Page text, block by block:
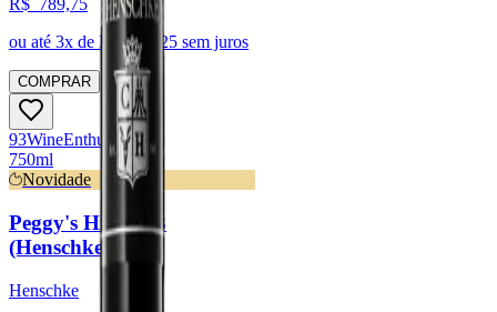
R$ 789,75
ou até 3x de R$ 263,25 sem juros
COMPRAR
93WineEnthusiast
750ml
Novidade
Peggy's Hill 2023
(Henschke)
Henschke